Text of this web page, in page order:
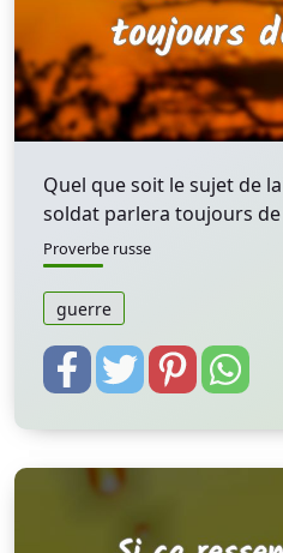
Quel que soit le sujet de
soldat parlera toujours
Proverbe russe
guerre